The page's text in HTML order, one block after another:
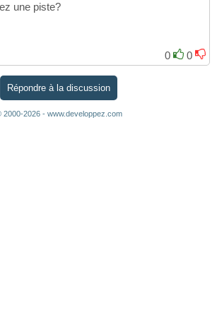
une piste?
0
0
Répondre à la discussion
2000-2026 - www.developpez.com